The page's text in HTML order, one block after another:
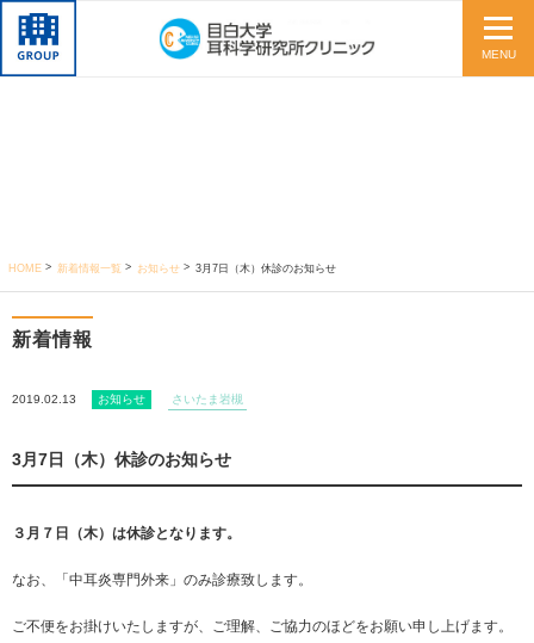
MENU
HOME 新着情報一覧 お知らせ 3月7日（木）休診のお知らせ
新着情報
2019.02.13 お知らせ さいたま岩槻
3月7日（木）休診のお知らせ
３月７日（木）は休診となります。
なお、「中耳炎専門外来」のみ診療致します。
ご不便をお掛けいたしますが、ご理解、ご協力のほどをお願い申し上げます。